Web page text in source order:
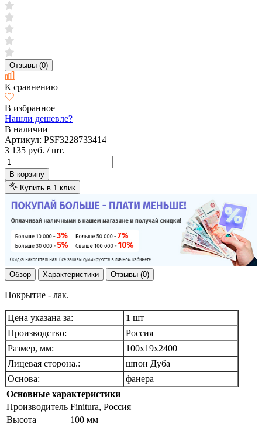
Отзывы (0)
К сравнению
В избранное
Нашли дешевле?
В наличии
Артикул: PSF3228733414
3 135 руб. / шт.
В корзину
Купить в 1 клик
Обзор Характеристики Отзывы (0)
Покрытие - лак.
Цена указана за:
1 шт
Производство:
Россия
Размер, мм:
100х19х2400
Лицевая сторона.:
шпон Дуба
Основа:
фанера
Основные характеристики
Производитель Finitura, Россия
Высота
100 мм